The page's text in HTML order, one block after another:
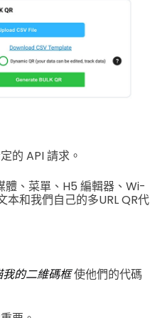
的 API 請求。
體、菜單、H5 編輯器、Wi-
和我們自己的多URL QR代
的二維碼框使他們的代碼